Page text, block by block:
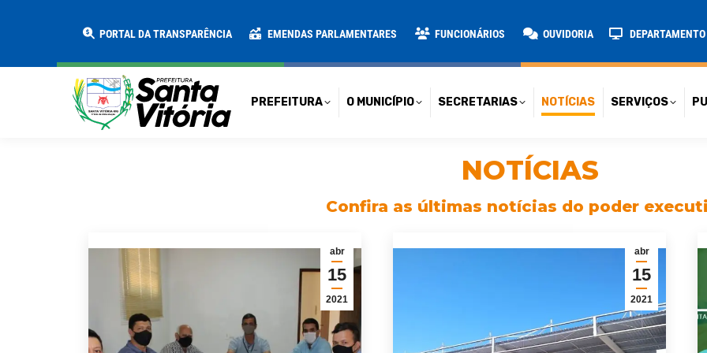
PORTAL DA TRANSPARÊNCIA EMENDAS PARLAMENTARES FUNCIONÁRIOS OUVIDORIA
PREFEITURA O MUNICÍPIO SECRETARIAS NOTÍCIAS SERVIÇOS
NOTÍCIAS
Confira as últimas notícias do poder
abr
15
2021
abr
15
2021